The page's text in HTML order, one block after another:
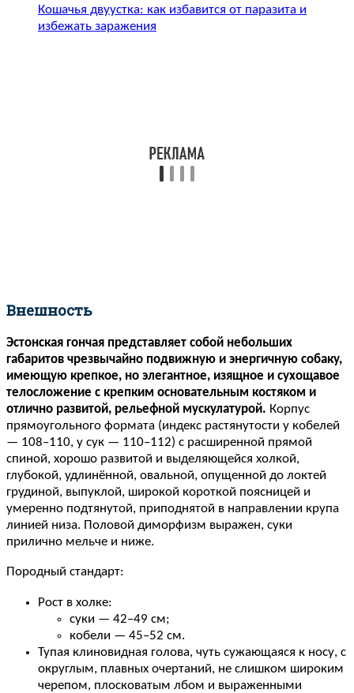
Кошачья двуустка: как избавится от паразита и
избежать заражения
Внешность
Эстонская гончая представляет собой небольших
габаритов чрезвычайно подвижную и энергичную собаку,
имеющую крепкое, но элегантное, изящное и сухощавое
телосложение с крепким основательным костяком и
отлично развитой, рельефной мускулатурой. Корпус
прямоугольного формата (индекс растянутости у кобелей
— 108–110, у сук — 110–112) с расширенной прямой
спиной, хорошо развитой и выделяющейся холкой,
глубокой, удлинённой, овальной, опущенной до локтей
грудиной, выпуклой, широкой короткой поясницей и
умеренно подтянутой, приподнятой в направлении крупа
линией низа. Половой диморфизм выражен, суки
прилично мельче и ниже.
Породный стандарт:
Рост в холке:
суки — 42–49 см;
кобели — 45–52 см.
Тупая клиновидная голова, чуть сужающаяся к носу, с
округлым, плавных очертаний, не слишком широким
черепом, плосковатым лбом и выраженными